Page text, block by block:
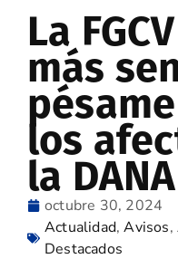
La
más
los
la DANA
octubre 30, 2024
Actualidad,Avisos,
Destacados